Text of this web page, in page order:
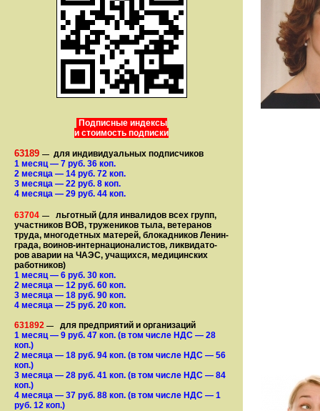
Подписные индексы
и стоимость подписки
63189 — для индивидуальных подписчиков
1 месяц— 7 руб. 36 коп.
2 месяца — 14 руб. 72 коп.
3 месяца — 22 руб. 8 коп.
4 месяца — 29 руб. 44 коп.
63704 —
льготный (для ин­ва­лидов всех групп,
участ­ников ВОВ, труже­ни­ков тыла, ветеранов
труда, мно­го­­детных матерей, бло­­кад­ни­ков Ле­нин­
града, воинов-интернаци­о­на­­ли­стов, лик­ви­да­то­
ров аварии на ЧАЭС, уча­щихся, медицинских
работников)
1 месяц— 6 руб. 30 коп.
2 месяца — 12 руб. 60 коп.
3 месяца — 18 руб. 90 коп.
4 месяца — 25 руб. 20 коп.
631892 —
для предприятий и организаций
1 месяц— 9 руб. 47 коп. (в том числе НДС — 28
коп.)
2 месяца — 18 руб. 94 коп. (в том числе НДС — 56
коп.)
3 месяца — 28 руб. 41 коп. (в том числе НДС — 84
коп.)
4 месяца — 37 руб. 88 коп. (в том числе НДС — 1
руб. 12 коп.)